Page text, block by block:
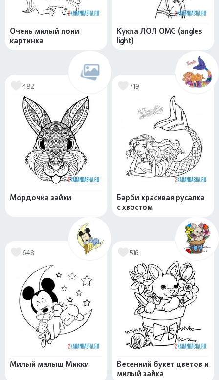
Очень милый пони
картинка
Кукла ЛОЛ OMG (angles
light)
482
Мордочка зайки
719
Барби красивая русалка
с хвостом
648
Милый малыш Микки
516
Весенний букет цветов и
милый зайка